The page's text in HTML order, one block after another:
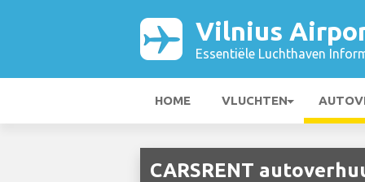
Vilnius
Essentiële Luchthaven
HOME VLUCHTEN
CARSRENT